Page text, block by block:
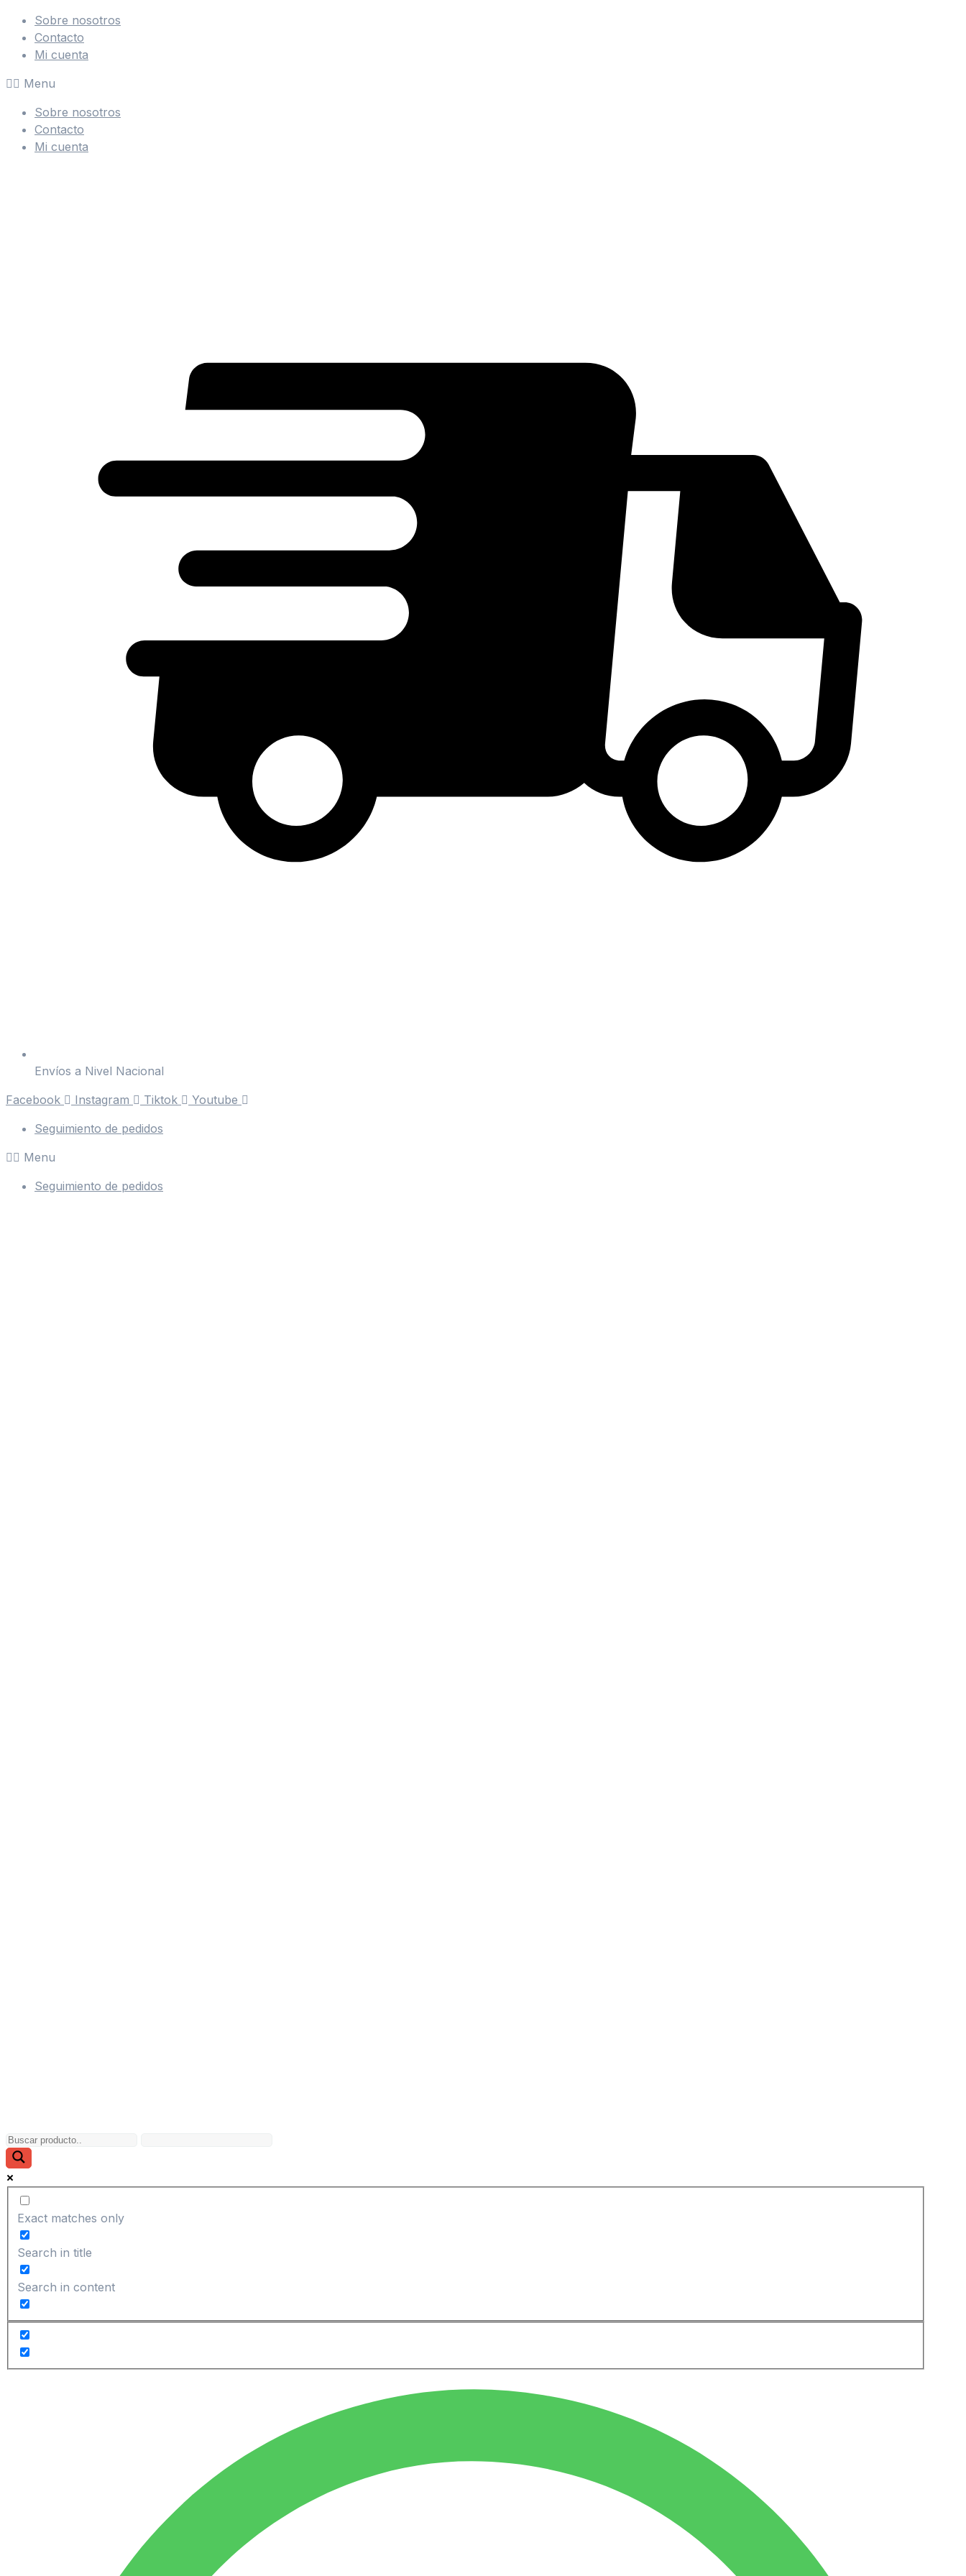
contenido
Sobre nosotros
Contacto
Mi cuenta
Menu
Sobre nosotros
Contacto
Mi cuenta
Envíos a Nivel Nacional
Facebook
Instagram Tiktok
Youtube
Seguimiento de pedidos
Menu
Seguimiento de pedidos
Exact matches only
Search in title
Search in content